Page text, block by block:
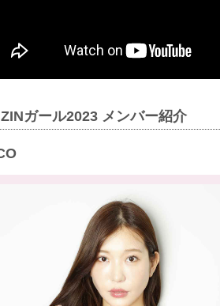
ガール2023 メンバー紹介